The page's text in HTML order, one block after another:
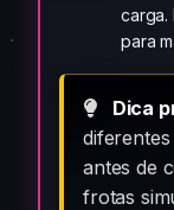
carga.
para
Dica
antes de
frotas